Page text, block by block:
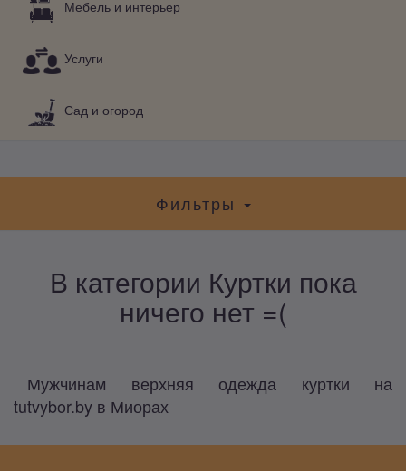
Мебель и интерьер
Услуги
Сад и огород
Фильтры
В категории Куртки пока
ничего нет =(
Мужчинам верхняя одежда куртки на
tutvybor.by в Миорах